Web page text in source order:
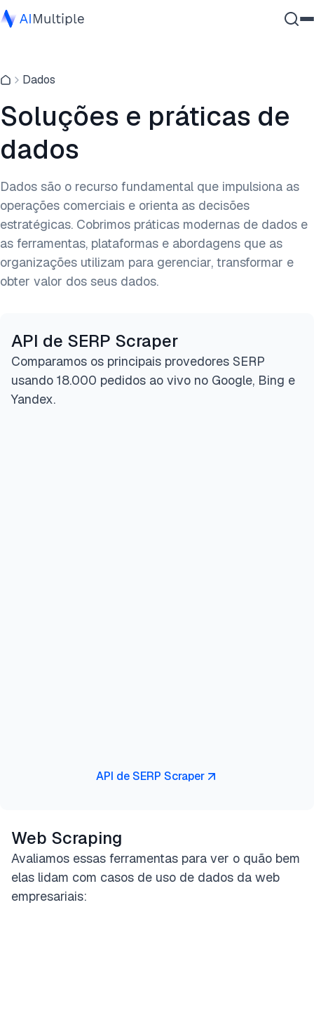
Segurança cibernética
Dados
Software Empresarial
Serviços
Contate-nos
Dados
Soluções e práticas de
dados
Dados são o recurso fundamental que impulsiona as
operações comerciais e orienta as decisões
estratégicas. Cobrimos práticas modernas de dados e
as ferramentas, plataformas e abordagens que as
organizações utilizam para gerenciar, transformar e
obter valor dos seus dados.
API de SERP Scraper
Comparamos os principais provedores SERP
usando 18.000 pedidos ao vivo no Google, Bing e
Yandex.
API de SERP Scraper
Web Scraping
Avaliamos essas ferramentas para ver o quão bem
elas lidam com casos de uso de dados da web
empresariais: